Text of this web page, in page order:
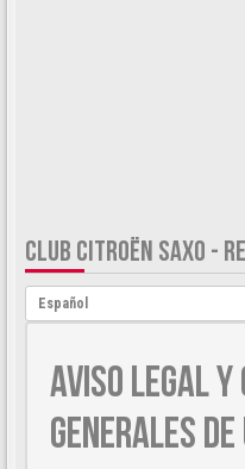
CLUB CITROËN SAXO -
Idioma:
Español
AVISO LEGAL Y
GENERALES